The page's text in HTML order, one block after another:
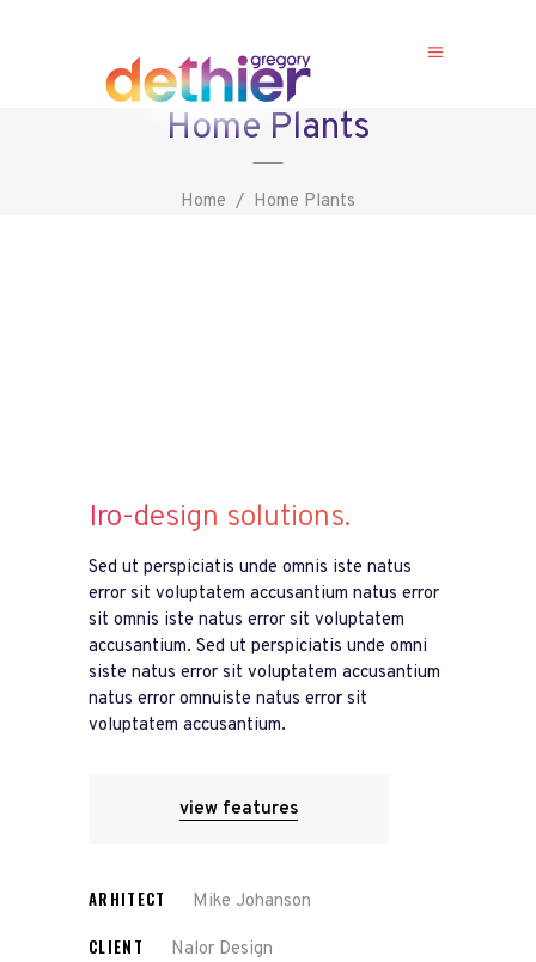
Home Plants
Home / Home Plants
Iro-design solutions.
Sed ut perspiciatis unde omnis iste natus
error sit voluptatem accusantium natus error
sit omnis iste natus error sit voluptatem
accusantium. Sed ut perspiciatis unde omni
siste natus error sit voluptatem accusantium
natus error omnuiste natus error sit
voluptatem accusantium.
view features
ARHITECT Mike Johanson
CLIENT Nalor Design